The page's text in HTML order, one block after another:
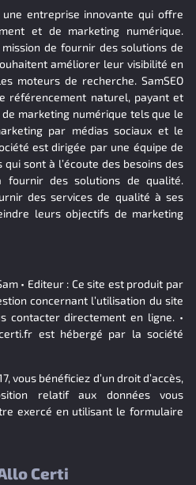
une entreprise innovante qui offre
et de marketing numérique.
de fournir des solutions de
améliorer leur visibilité en
moteurs de recherche. SamSEO
référencement naturel, payant et
marketing numérique tels que le
par médias sociaux et le
est dirigée par une équipe de
sont à l’écoute des besoins des
fournir des solutions de qualité.
des services de qualité à ses
leurs objectifs de marketing
• Editeur : Ce site est produit par
concernant l’utilisation du site
contacter directement en ligne. •
est hébergé par la société
vous bénéficiez d’un droit d’accès,
relatif aux données vous
exercé en utilisant le formulaire
Certi